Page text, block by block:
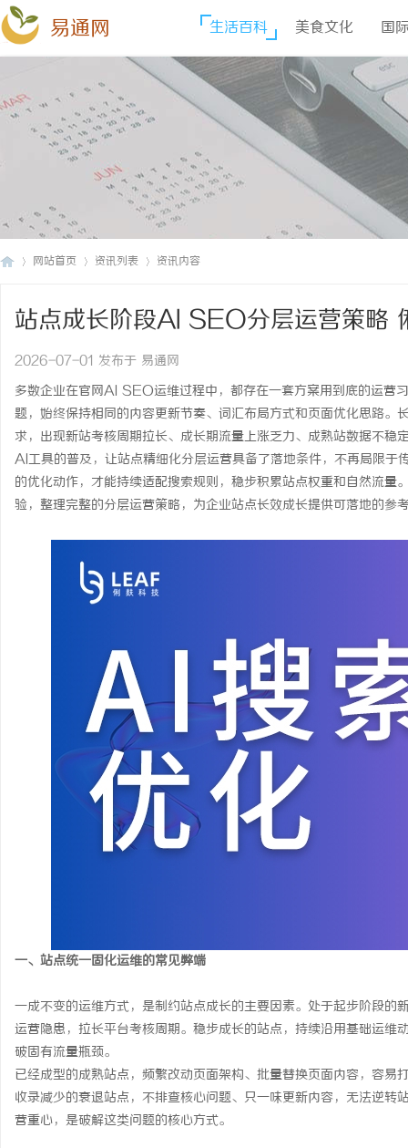
易通网 生活百科 美食文化 国
网站首页 资讯列表 资讯内容
站点成长阶段AI SEO分层运营策略
2026-07-01 发布于 易通网
多数企业在官网AI SEO运维过程中，都存在一套方案用到底的运营
题，始终保持相同的内容更新节奏、词汇布局方式和页面优化思路
求，出现新站考核周期拉长、成长期流量上涨乏力、成熟站数据不稳
AI工具的普及，让站点精细化分层运营具备了落地条件，不再局限
的优化动作，才能持续适配搜索规则，稳步积累站点权重和自然流
验，整理完整的分层运营策略，为企业站点长效成长提供可落地的参
一、站点统一固化运维的常见弊端
一成不变的运维方式，是制约站点成长的主要因素。处于起步阶段
运营隐患，拉长平台考核周期。稳步成长的站点，持续沿用基础运
破固有流量瓶颈。
已经成型的成熟站点，频繁改动页面架构、批量替换页面内容，容
收录减少的衰退站点，不排查核心问题、只一味更新内容，无法逆
营重心，是破解这类问题的核心方式。